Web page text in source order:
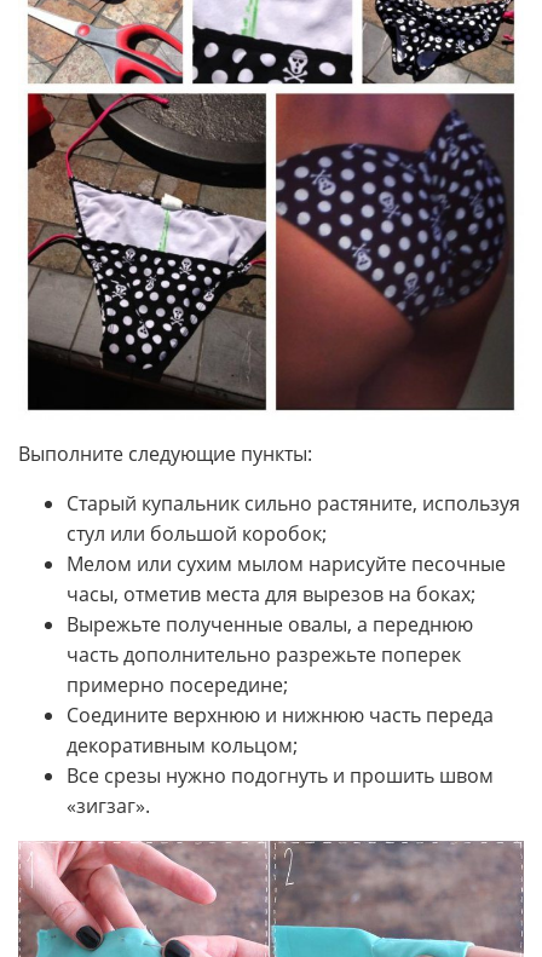
Выполните следующие пункты:
Старый купальник сильно растяните, используя
стул или большой коробок;
Мелом или сухим мылом нарисуйте песочные
часы, отметив места для вырезов на боках;
Вырежьте полученные овалы, а переднюю
часть дополнительно разрежьте поперек
примерно посередине;
Соедините верхнюю и нижнюю часть переда
декоративным кольцом;
Все срезы нужно подогнуть и прошить швом
«зигзаг».